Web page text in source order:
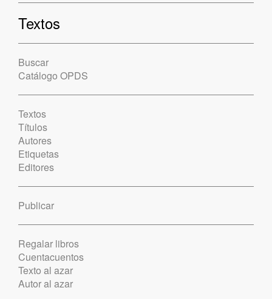
Textos
Buscar
Catálogo OPDS
Textos
Títulos
Autores
Etiquetas
Editores
Publicar
Regalar libros
Cuentacuentos
Texto al azar
Autor al azar